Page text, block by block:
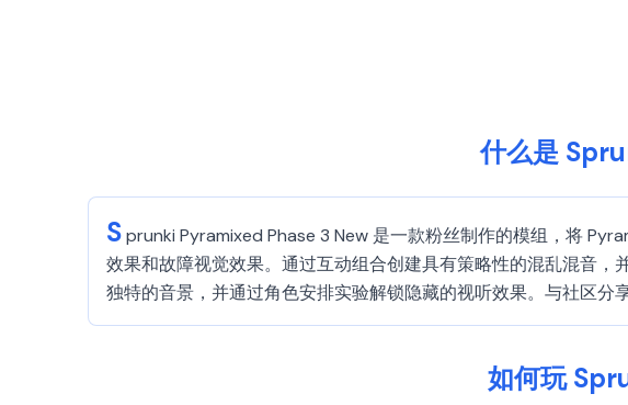
什么是
Sprunki Pyramixed Phase 3 New 是一款粉丝制作的模组，将
效果和故障视觉效果。通过互动组合创建具有策略性的混乱混音
独特的音景，并通过角色安排实验解锁隐藏的视听效果。与社区分
如何玩